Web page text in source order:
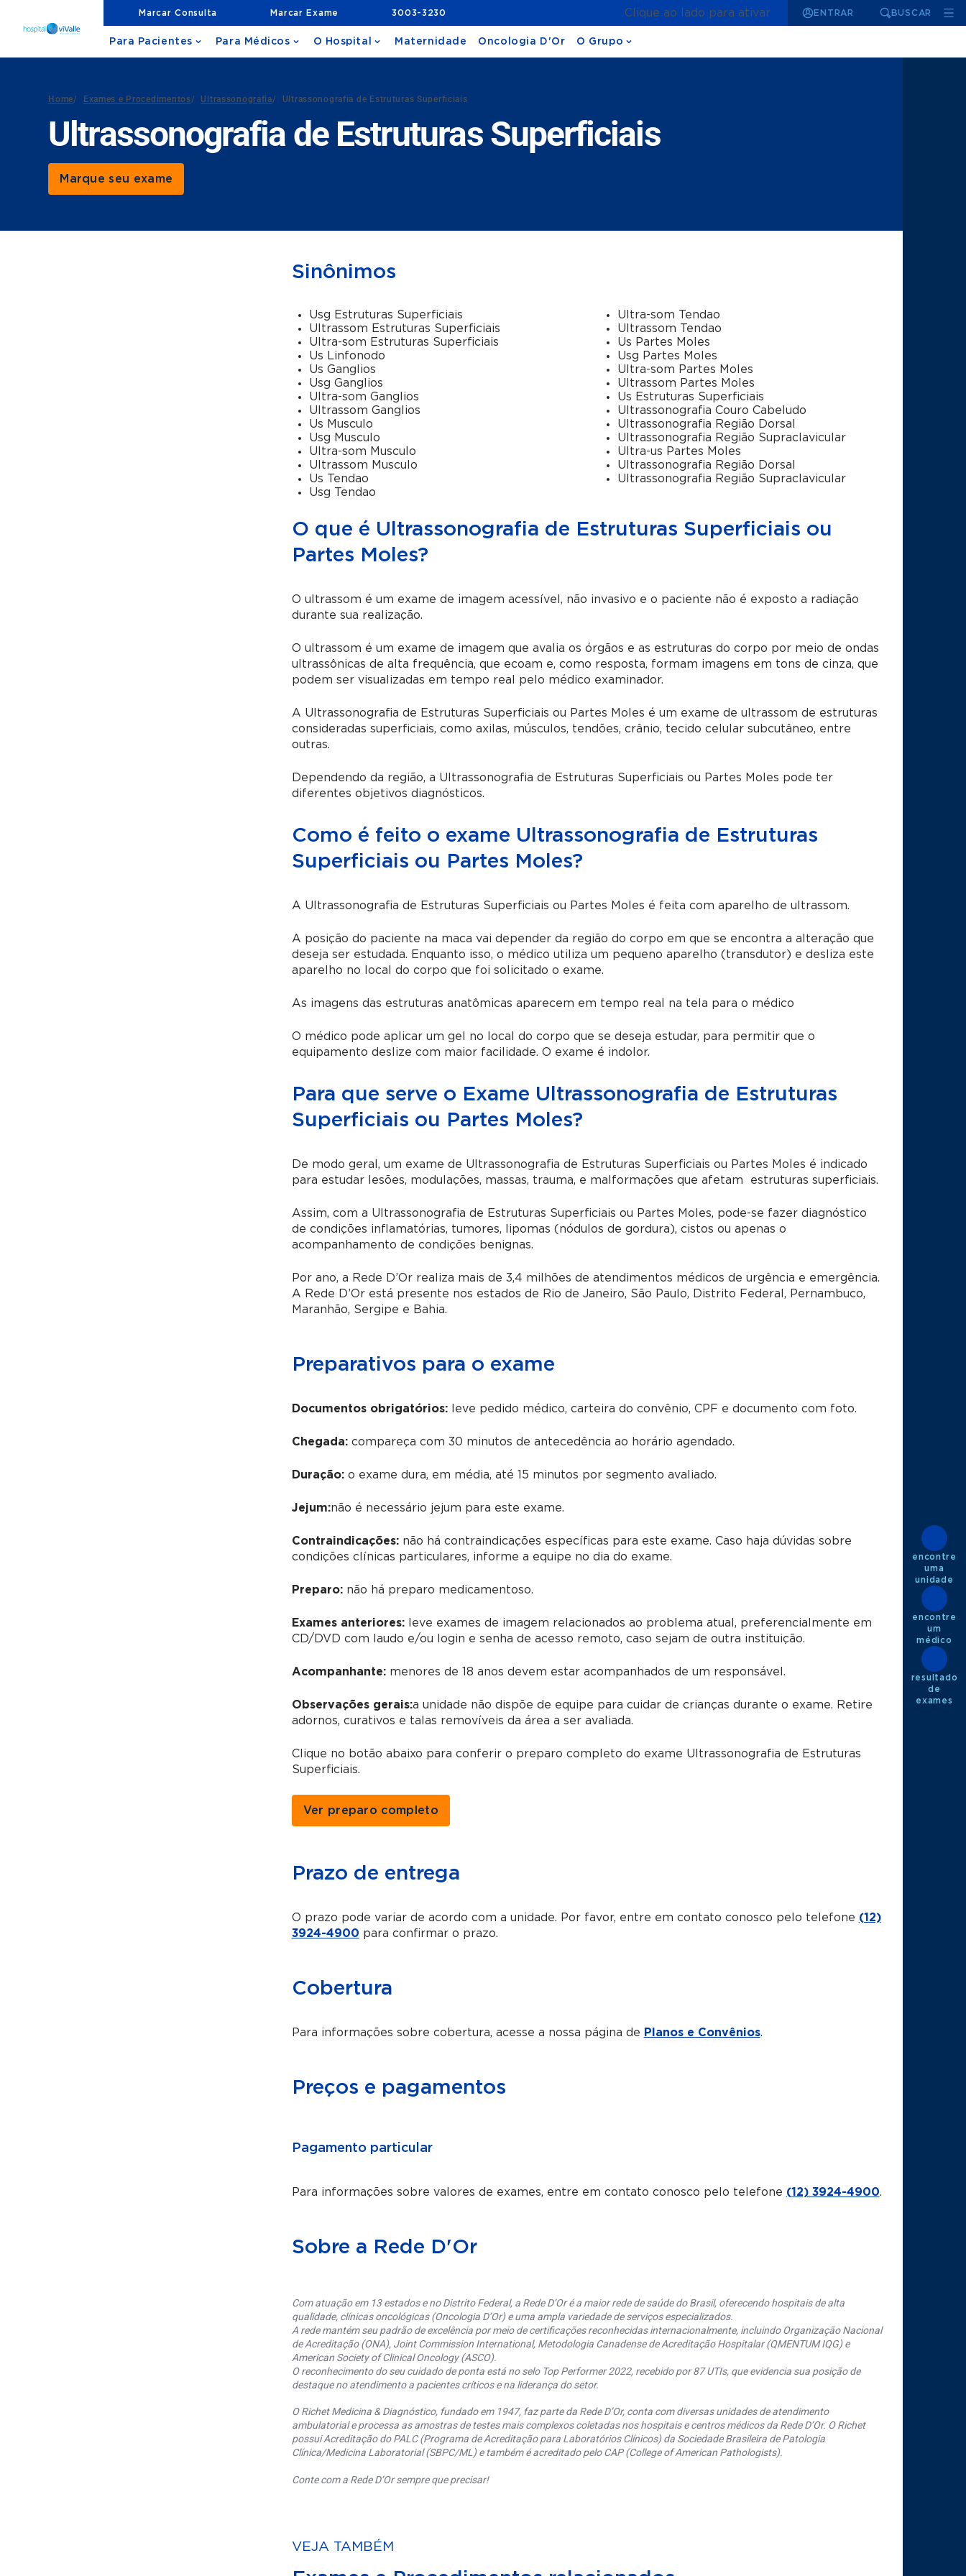
Marcar Consulta Marcar Exame 3003-3230 Clique ao lado para ativar ENTRAR BUSCAR
Para Pacientes Para Médicos O Hospital Maternidade Oncologia D'Or O Grupo
Home/ Exames e Procedimentos/ Ultrassonografia/ Ultrassonografia de Estruturas Superficiais
Ultrassonografia de Estruturas Superficiais
Marque seu exame
Sinônimos
Usg Estruturas Superficiais
Ultrassom Estruturas Superficiais
Ultra-som Estruturas Superficiais
Us Linfonodo
Us Ganglios
Usg Ganglios
Ultra-som Ganglios
Ultrassom Ganglios
Us Musculo
Usg Musculo
Ultra-som Musculo
Ultrassom Musculo
Us Tendao
Usg Tendao
Ultra-som Tendao
Ultrassom Tendao
Us Partes Moles
Usg Partes Moles
Ultra-som Partes Moles
Ultrassom Partes Moles
Us Estruturas Superficiais
Ultrassonografia Couro Cabeludo
Ultrassonografia Região Dorsal
Ultrassonografia Região Supraclavicular
Ultra-us Partes Moles
Ultrassonografia Região Dorsal
Ultrassonografia Região Supraclavicular
O que é Ultrassonografia de Estruturas Superficiais ou
Partes Moles?
O ultrassom é um exame de imagem acessível, não invasivo e o paciente não é exposto a radiação
durante sua realização.
O ultrassom é um exame de imagem que avalia os órgãos e as estruturas do corpo por meio de ondas
ultrassônicas de alta frequência, que ecoam e, como resposta, formam imagens em tons de cinza, que
podem ser visualizadas em tempo real pelo médico examinador.
A Ultrassonografia de Estruturas Superficiais ou Partes Moles é um exame de ultrassom de estruturas
consideradas superficiais, como axilas, músculos, tendões, crânio, tecido celular subcutâneo, entre
outras.
Dependendo da região, a Ultrassonografia de Estruturas Superficiais ou Partes Moles pode ter
diferentes objetivos diagnósticos.
Como é feito o exame Ultrassonografia de Estruturas
Superficiais ou Partes Moles?
A Ultrassonografia de Estruturas Superficiais ou Partes Moles é feita com aparelho de ultrassom.
A posição do paciente na maca vai depender da região do corpo em que se encontra a alteração que
deseja ser estudada. Enquanto isso, o médico utiliza um pequeno aparelho (transdutor) e desliza este
aparelho no local do corpo que foi solicitado o exame.
As imagens das estruturas anatômicas aparecem em tempo real na tela para o médico
O médico pode aplicar um gel no local do corpo que se deseja estudar, para permitir que o
equipamento deslize com maior facilidade. O exame é indolor.
Para que serve o Exame Ultrassonografia de Estruturas
Superficiais ou Partes Moles?
De modo geral, um exame de Ultrassonografia de Estruturas Superficiais ou Partes Moles é indicado
para estudar lesões, modulações, massas, trauma, e malformações que afetam estruturas superficiais.
Assim, com a Ultrassonografia de Estruturas Superficiais ou Partes Moles, pode-se fazer diagnóstico
de condições inflamatórias, tumores, lipomas (nódulos de gordura), cistos ou apenas o
acompanhamento de condições benignas.
Por ano, a Rede D’Or realiza mais de 3,4 milhões de atendimentos médicos de urgência e emergência.
A Rede D’Or está presente nos estados de Rio de Janeiro, São Paulo, Distrito Federal, Pernambuco,
Maranhão, Sergipe e Bahia.
Preparativos para o exame
Documentos obrigatórios:leve pedido médico, carteira do convênio, CPF e documento com foto.
Chegada:compareça com 30 minutos de antecedência ao horário agendado.
Duração:o exame dura, em média, até 15 minutos por segmento avaliado.
Jejum:não é necessário jejum para este exame.
Contraindicações:não há contraindicações específicas para este exame. Caso haja dúvidas sobre
condições clínicas particulares, informe a equipe no dia do exame.
Preparo: não há preparo medicamentoso.
Exames anteriores:leve exames de imagem relacionados ao problema atual, preferencialmente em
CD/DVD com laudo e/ou login e senha de acesso remoto, caso sejam de outra instituição.
Acompanhante:menores de 18 anos devem estar acompanhados de um responsável.
Observações gerais:a unidade não dispõe de equipe para cuidar de crianças durante o exame. Retire
adornos, curativos e talas removíveis da área a ser avaliada.
Clique no botão abaixo para conferir o preparo completo do exame Ultrassonografia de Estruturas
Superficiais.
Ver preparo completo
Prazo de entrega
O prazo pode variar de acordo com a unidade. Por favor, entre em contato conosco pelo telefone (12)
3924-4900 para confirmar o prazo.
Cobertura
Para informações sobre cobertura, acesse a nossa página de Planos e Convênios.
Preços e pagamentos
Pagamento particular
Para informações sobre valores de exames, entre em contato conosco pelo telefone (12) 3924-4900.
Sobre a Rede D'Or
Com atuação em 13 estados e no Distrito Federal, a Rede D’Or é a maior rede de saúde do Brasil, oferecendo hospitais de alta
qualidade, clínicas oncológicas (Oncologia D’Or) e uma ampla variedade de serviços especializados.
A rede mantém seu padrão de excelência por meio de certificações reconhecidas internacionalmente, incluindo Organização Nacional
de Acreditação (ONA), Joint Commission International, Metodologia Canadense de Acreditação Hospitalar (QMENTUM IQG) e
American Society of Clinical Oncology (ASCO).
O reconhecimento do seu cuidado de ponta está no selo Top Performer 2022, recebido por 87 UTIs, que evidencia sua posição de
destaque no atendimento a pacientes críticos e na liderança do setor.
O Richet Medicina & Diagnóstico, fundado em 1947, faz parte da Rede D’Or, conta com diversas unidades de atendimento
ambulatorial e processa as amostras de testes mais complexos coletadas nos hospitais e centros médicos da Rede D’Or. O Richet
possui Acreditação do PALC (Programa de Acreditação para Laboratórios Clínicos) da Sociedade Brasileira de Patologia
Clínica/Medicina Laboratorial (SBPC/ML) e também é acreditado pelo CAP (College of American Pathologists).
Conte com a Rede D’Or sempre que precisar!
VEJA TAMBÉM
encontre
uma
unidade
encontre
um
médico
resultado
de
exames